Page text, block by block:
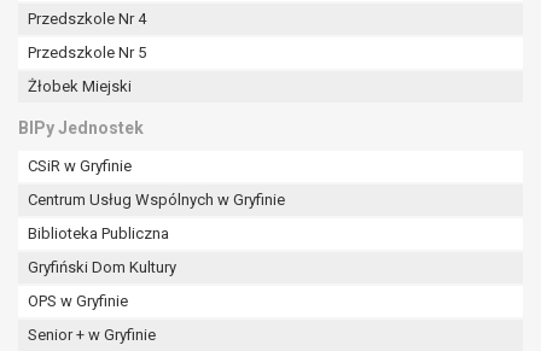
Przedszkole Nr 4
Przedszkole Nr 5
Żłobek Miejski
BIPy Jednostek
CSiR w Gryfinie
Centrum Usług Wspólnych w Gryfinie
Biblioteka Publiczna
Gryfiński Dom Kultury
OPS w Gryfinie
Senior + w Gryfinie